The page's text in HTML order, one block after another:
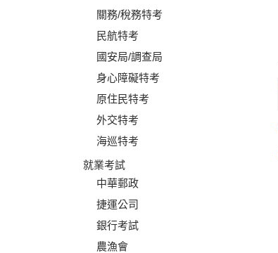
關務/稅務特考
民航特考
國安局/調查局
身心障礙特考
原住民特考
外交特考
海巡特考
就業考試
中華郵政
捷運公司
銀行考試
農漁會